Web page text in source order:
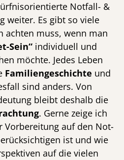
Notfall- &
weiter. Es gibt so viele
achten muss, wenn man
Sein“ individuell und
möchte. Jedes Leben
Familiengeschichte und
sind anders. Von
bleibt deshalb die
. Gerne zeige ich
Vorbereitung auf den Not-
ist und wie
auf die vielen